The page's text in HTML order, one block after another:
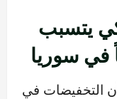
يتسبب
التخفيضات في